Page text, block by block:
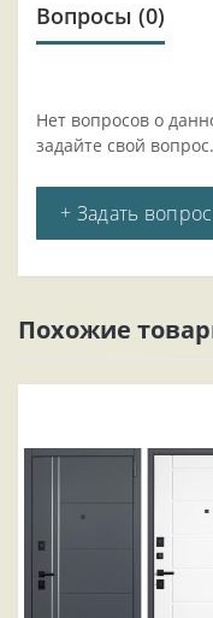
Вопросы (0)
Нет вопросов о
задайте свой вопрос.
+ Задать вопрос
Похожие